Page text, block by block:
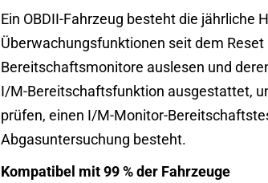
Ein OBDII-Fahrzeug besteht die
Überwachungsfunktionen seit dem
Bereitschaftsmonitore auslesen und
I/M-Bereitschaftsfunktion ausgestattet,
prüfen, einen I/M-Monitor-
Abgasuntersuchung besteht.
Kompatibel mit 99 % der Fahrzeuge